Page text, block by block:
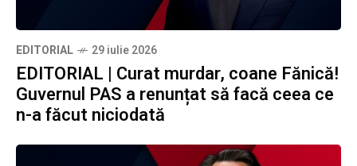
EDITORIAL 29 iulie 2026
EDITORIAL | Curat murdar, coane Fănică!
Guvernul PAS a renunțat să facă ceea ce
n-a făcut niciodată